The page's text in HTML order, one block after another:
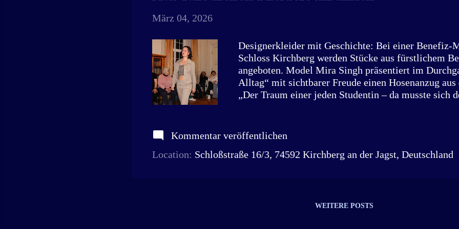
März 04, 2026
Designerkleider mit Geschichte: Bei einer Benefiz-
Schloss Kirchberg werden Stücke aus fürstlichem
angeboten. Model Mira Singh präsentiert im
Alltag“ mit sichtbarer Freude einen Hosenanzug aus
„Der Traum einer jeden Studentin – da musste sich
Stoffe, feine Schnitte und zeitlose Eleganz: Dazu lud
Modenschau im Salon von Schloss Kirchberg ein.
Benefizveranstaltung zugunsten der Renovierung des
Gesellschaft ihre privaten Kleiderschränke und
Kommentar veröffentlichen
Location: Schloßstraße 16/3, 74592 Kirchberg an der Jagst, Deutschland
WEITERE POSTS